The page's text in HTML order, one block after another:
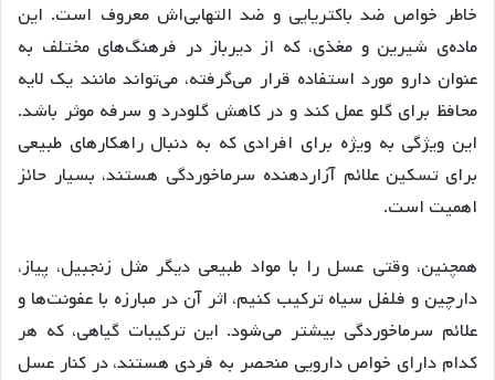
خاطر خواص ضد باکتریایی و ضد التهابی‌اش معروف است. این
ماده‌ی شیرین و مغذی، که از دیرباز در فرهنگ‌های مختلف به
عنوان دارو مورد استفاده قرار می‌گرفته، می‌تواند مانند یک لایه
محافظ برای گلو عمل کند و در کاهش گلودرد و سرفه موثر باشد.
این ویژگی به ویژه برای افرادی که به دنبال راهکارهای طبیعی
برای تسکین علائم آزاردهنده سرماخوردگی هستند، بسیار حائز
اهمیت است.
همچنین، وقتی عسل را با مواد طبیعی دیگر مثل زنجبیل، پیاز،
دارچین و فلفل سیاه ترکیب کنیم، اثر آن در مبارزه با عفونت‌ها و
علائم سرماخوردگی بیشتر می‌شود. این ترکیبات گیاهی، که هر
کدام دارای خواص دارویی منحصر به فردی هستند، در کنار عسل